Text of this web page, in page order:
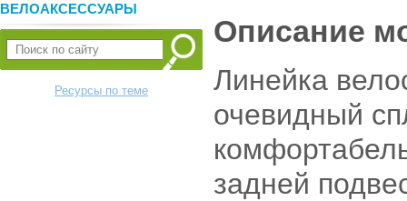
ВЕЛОАКСЕССУАРЫ
Ресурсы по теме
Описание
Линейка
очевидный
задней